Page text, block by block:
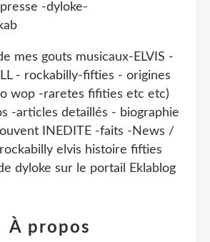
mes gouts musicaux-ELVIS -
- rockabilly-fifties - origines
wop -raretes fifities etc etc)
-articles detaillés - biographie
INEDITE -faits -News /
elvis histoire fifties
dyloke sur le portail Eklablog
À propos